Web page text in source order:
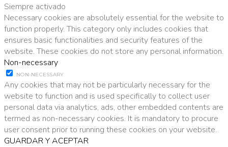
Siempre activado
Necessary cookies are absolutely essential for the website to
function properly. This category only includes cookies that
ensures basic functionalities and security features of the
website. These cookies do not store any personal information.
Non-necessary
NON-NECESSARY
Any cookies that may not be particularly necessary for the
website to function and is used specifically to collect user
personal data via analytics, ads, other embedded contents are
termed as non-necessary cookies. It is mandatory to procure
user consent prior to running these cookies on your website.
GUARDAR Y ACEPTAR